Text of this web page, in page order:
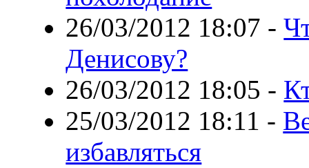
26/03/2012 18:07 -
Денисову?
26/03/2012 18:05 -
25/03/2012 18:11 -
избавляться